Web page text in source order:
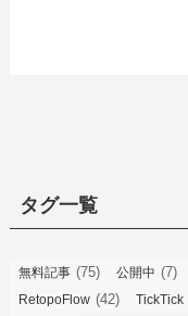
タグ一覧
無料記事 (75) 公開中 (7)
RetopoFlow (42) TickTick